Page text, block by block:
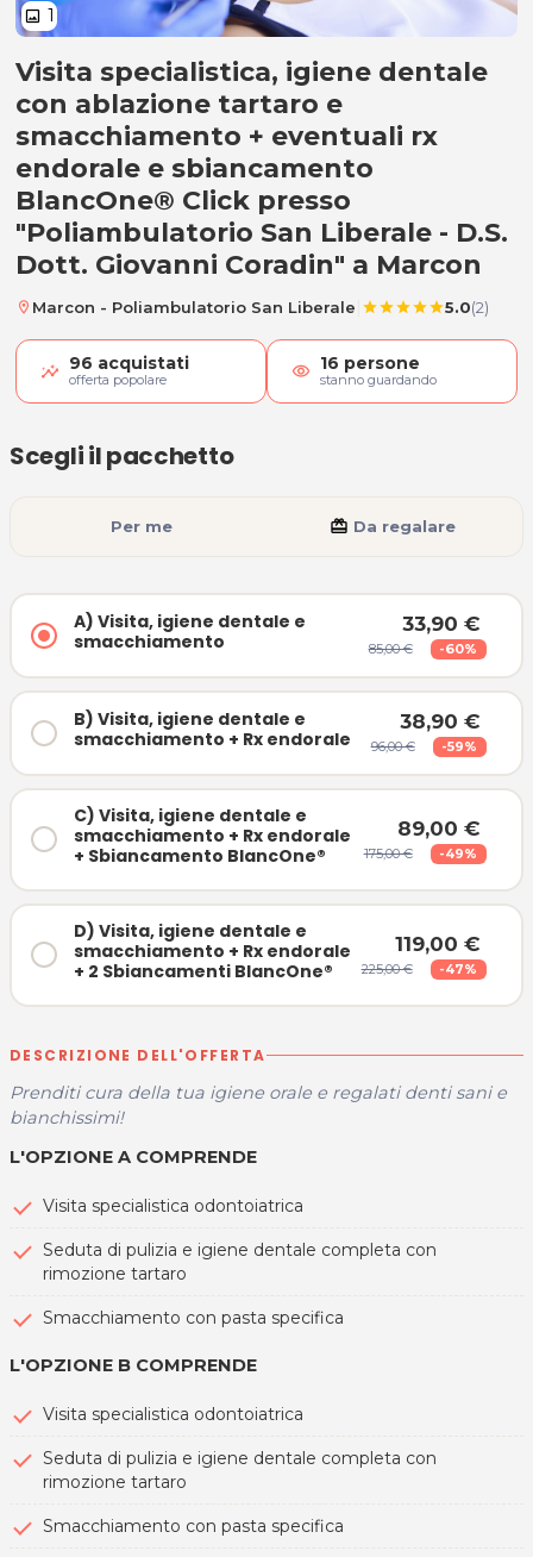
image 1
A) Visita, igiene dentale e
Visita specialistica, igiene dentale
con ablazione tartaro e
smacchiamento + eventuali rx
endorale e sbiancamento
BlancOne® Click presso
"Poliambulatorio San Liberale - D.S.
Dott. Giovanni Coradin" a Marcon
location_on Marcon - Poliambulatorio San Liberale starstarstarstarstar5.0(2)
96 acquistati
offerta popolare visibility 16 persone
stanno guardando
A) Visita, igiene dentale e
smacchiamento
33,90 €
85,00 € -60%
B) Visita, igiene dentale e
smacchiamento + Rx endorale
38,90 €
96,00 € -59%
C) Visita, igiene dentale e
smacchiamento + Rx endorale
+ Sbiancamento BlancOne®
89,00 €
175,00 € -49%
D) Visita, igiene dentale e
smacchiamento + Rx endorale
+ 2 Sbiancamenti BlancOne®
119,00 €
225,00 € -47%
Scegli il pacchetto
Per me card_giftcard Da regalare
DESCRIZIONE DELL'OFFERTA
Prenditi cura della tua igiene orale e regalati denti sani e
bianchissimi!
L'OPZIONE A COMPRENDE
Visita specialistica odontoiatrica
Seduta di pulizia e igiene dentale completa con
rimozione tartaro
Smacchiamento con pasta specifica
L'OPZIONE B COMPRENDE
Visita specialistica odontoiatrica
Seduta di pulizia e igiene dentale completa con
rimozione tartaro
Smacchiamento con pasta specifica